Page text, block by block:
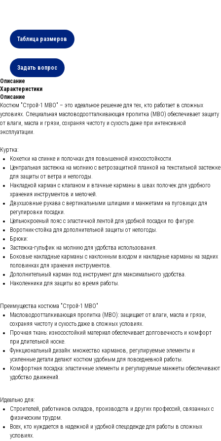
Таблица размеров
Задать вопрос
Описание
Характеристики
Описание
Костюм "Строй-1 МВО" – это идеальное решение для тех, кто работает в сложных
условиях. Специальная масловодоотталкивающая пропитка (МВО) обеспечивает защиту
от влаги, масла и грязи, сохраняя чистоту и сухость даже при интенсивной
эксплуатации.
Куртка:
Кокетки на спинке и полочках для повышенной износостойкости.
Центральная застежка на молнию с ветрозащитной планкой на текстильной застежке
для защиты от ветра и непогоды.
Накладной карман с клапаном и втачные карманы в швах полочек для удобного
хранения инструментов и мелочей.
Двухшовные рукава с вертикальными шлицами и манжетами на пуговицах для
регулировки посадки.
Цельнокроеный пояс с эластичной лентой для удобной посадки по фигуре.
Воротник-стойка для дополнительной защиты от непогоды.
Брюки:
Застежка-гульфик на молнию для удобства использования.
Боковые накладные карманы с наклонным входом и накладные карманы на задних
половинках для хранения инструментов.
Дополнительный карман под инструмент для максимального удобства.
Наколенники для защиты во время работы.
Преимущества костюма "Строй-1 МВО"
Масловодоотталкивающая пропитка (МВО): защищает от влаги, масла и грязи,
сохраняя чистоту и сухость даже в сложных условиях.
Прочная ткань: износостойкий материал обеспечивает долговечность и комфорт
при длительной носке.
Функциональный дизайн: множество карманов, регулируемые элементы и
усиленные детали делают костюм удобным для повседневной работы.
Комфортная посадка: эластичные элементы и регулируемые манжеты обеспечивают
удобство движений.
Идеально для:
Строителей, работников складов, производств и других профессий, связанных с
физическим трудом.
Всех, кто нуждается в надежной и удобной спецодежде для работы в сложных
условиях.